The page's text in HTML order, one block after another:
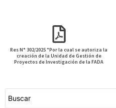
Res N° 302/2025 "Por la cual se autoriza la
creación de la Unidad de Gestión de
Proyectos de Investigación de la FADA